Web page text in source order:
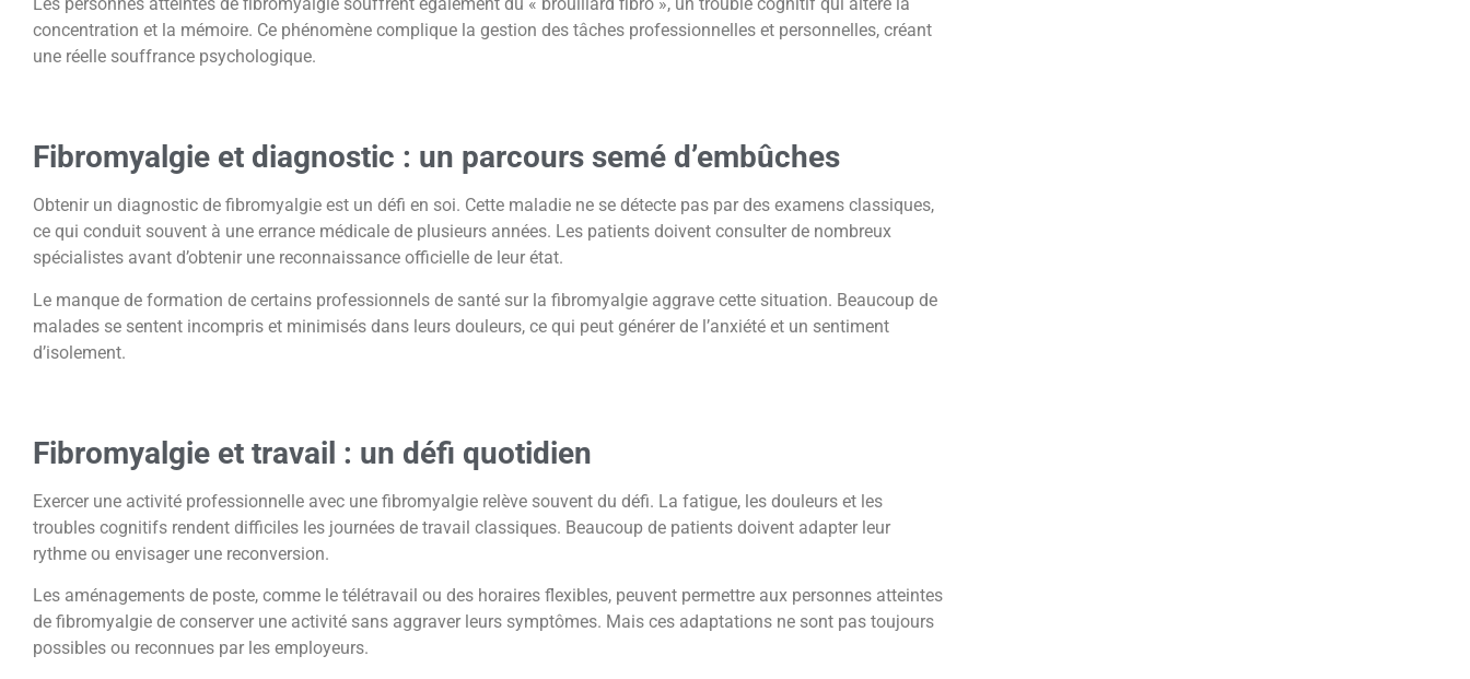
concentration et la mémoire. Ce phénomène complique la gestion des tâches professionnelles et personnelles, créant
une réelle souffrance psychologique.
Fibromyalgie et diagnostic : un parcours semé d’embûches
Obtenir un diagnostic de fibromyalgie est un défi en soi. Cette maladie ne se détecte pas par des examens classiques,
ce qui conduit souvent à une errance médicale de plusieurs années. Les patients doivent consulter de nombreux
spécialistes avant d’obtenir une reconnaissance officielle de leur état.
Le manque de formation de certains professionnels de santé sur la fibromyalgie aggrave cette situation. Beaucoup de
malades se sentent incompris et minimisés dans leurs douleurs, ce qui peut générer de l’anxiété et un sentiment
d’isolement.
Fibromyalgie et travail : un défi quotidien
Exercer une activité professionnelle avec une fibromyalgie relève souvent du défi. La fatigue, les douleurs et les
troubles cognitifs rendent difficiles les journées de travail classiques. Beaucoup de patients doivent adapter leur
rythme ou envisager une reconversion.
Les aménagements de poste, comme le télétravail ou des horaires flexibles, peuvent permettre aux personnes atteintes
de fibromyalgie de conserver une activité sans aggraver leurs symptômes. Mais ces adaptations ne sont pas toujours
possibles ou reconnues par les employeurs.